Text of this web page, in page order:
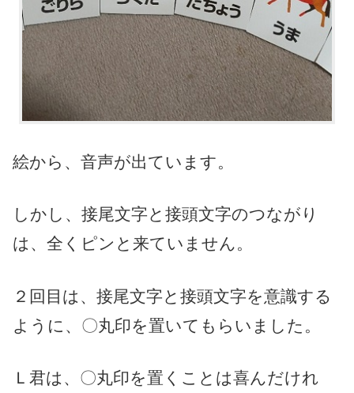
絵から、音声が出ています。
しかし、接尾文字と接頭文字のつながり
は、全くピンと来ていません。
２回目は、接尾文字と接頭文字を意識する
ように、〇丸印を置いてもらいました。
Ｌ君は、〇丸印を置くことは喜んだけれ